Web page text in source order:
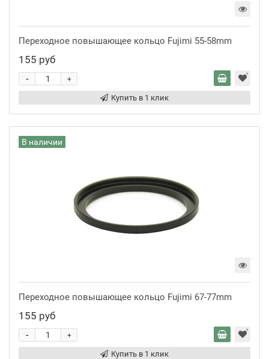
Переходное повышающее кольцо Fujimi 55-58mm
155 руб
+
-
Купить в 1 клик
В наличии
Переходное повышающее кольцо Fujimi 67-77mm
155 руб
+
-
Купить в 1 клик